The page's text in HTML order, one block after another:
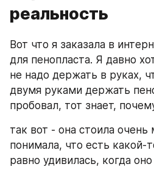
реальность
Вот что я заказала в
для пенопласта. Я давно
не надо держать в руках,
двумя руками держать
пробовал, тот знает,
так вот - она стоила очень
понимала, что есть какой-
равно удивилась, когда